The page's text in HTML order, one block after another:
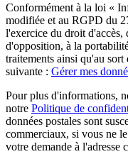
Conformément à la loi «
modifiée et au RGPD du
l'exercice du droit d'accès,
d'opposition, à la
traitements ainsi qu'au sort
suivante : Gérer mes
Pour plus d'informations,
notre Politique de
données postales sont
commerciaux, si vous ne
votre demande à l'adresse